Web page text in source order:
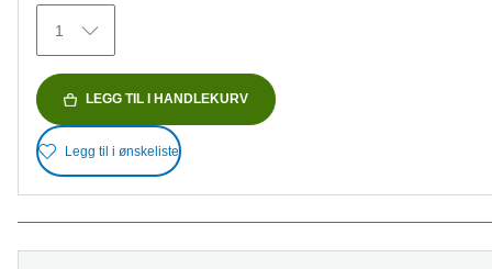
omtaler
1
LEGG TIL I HANDLEKURV
Legg til i ønskeliste